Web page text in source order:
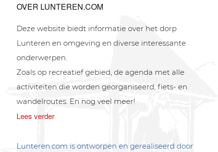
OVER LUNTEREN.COM
Deze website biedt informatie over het dorp
Lunteren en omgeving en diverse interessante
onderwerpen.
Zoals op recreatief gebied, de agenda met alle
activiteiten die worden georganiseerd, fiets- en
wandelroutes. En nog veel meer!
Lees verder
Lunteren.com is ontworpen en gerealiseerd door